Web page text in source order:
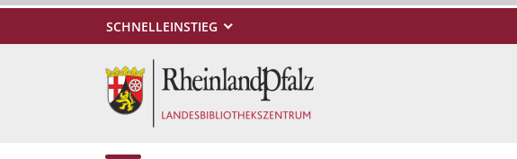
SCHNELLEINSTIEG